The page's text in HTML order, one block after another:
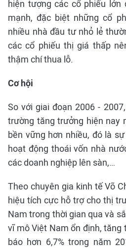
hiện tượng các cổ phiếu
mạnh, đặc biệt những cổ
nhiều nhà đầu tư nhỏ lẻ
các cổ phiếu thị giá thấp
thậm chí thua lỗ.
Cơ hội
So với giai đoạn 2006 -
trường tăng trưởng hiện nay
bền vững hơn nhiều, đó là
hoạt động thoái vốn nhà
các doanh nghiệp lên sàn,…
Theo chuyên gia kinh tế Võ
hiệu tích cực hỗ trợ cho thị
Nam trong thời gian qua và
vĩ mô Việt Nam ổn định,
báo hơn 6,7% trong năm